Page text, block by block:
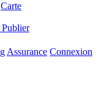
Carte
Publier
Assurance Connexion